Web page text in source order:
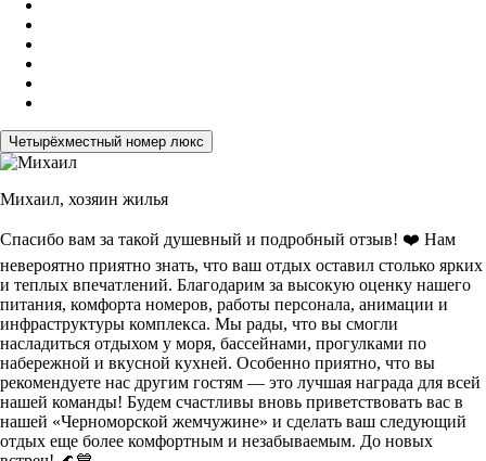
Четырёхместный номер люкс
Михаил, хозяин жилья
Спасибо вам за такой душевный и подробный отзыв! ❤️ Нам
невероятно приятно знать, что ваш отдых оставил столько ярких
и теплых впечатлений. Благодарим за высокую оценку нашего
питания, комфорта номеров, работы персонала, анимации и
инфраструктуры комплекса. Мы рады, что вы смогли
насладиться отдыхом у моря, бассейнами, прогулками по
набережной и вкусной кухней. Особенно приятно, что вы
рекомендуете нас другим гостям — это лучшая награда для всей
нашей команды! Будем счастливы вновь приветствовать вас в
нашей «Черноморской жемчужине» и сделать ваш следующий
отдых еще более комфортным и незабываемым. До новых